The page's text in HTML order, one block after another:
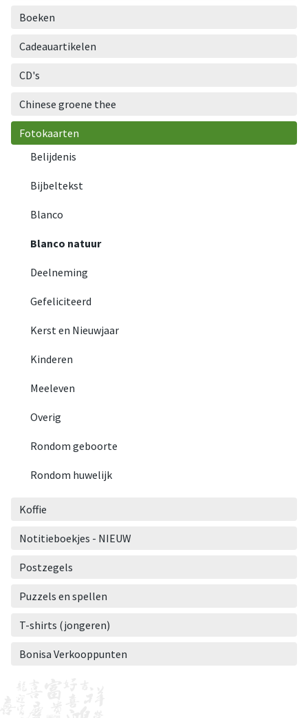
Boeken
Cadeauartikelen
CD's
Chinese groene thee
Fotokaarten
Belijdenis
Bijbeltekst
Blanco
Blanco natuur
Deelneming
Gefeliciteerd
Kerst en Nieuwjaar
Kinderen
Meeleven
Overig
Rondom geboorte
Rondom huwelijk
Koffie
Notitieboekjes - NIEUW
Postzegels
Puzzels en spellen
T-shirts (jongeren)
Bonisa Verkooppunten